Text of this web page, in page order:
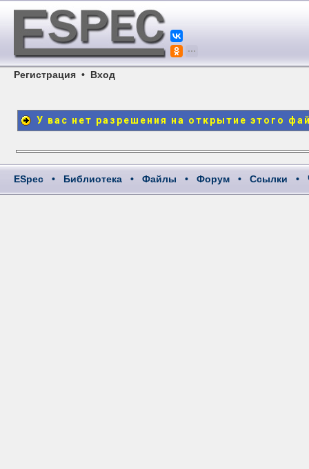
Регистрация • Вход
У вас нет разрешения на открытие этого
ESpec • Библиотека • Файлы • Форум • Ссылки •